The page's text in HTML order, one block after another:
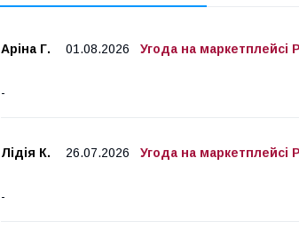
Аріна Г. 01.08.2026 Угода на маркетплейсі
Лідія К. 26.07.2026 Угода на маркетплейсі